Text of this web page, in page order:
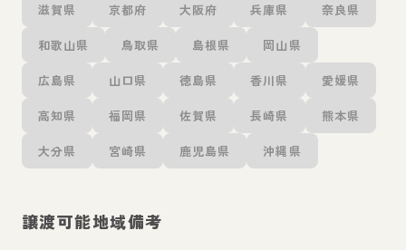
滋賀県 京都府 大阪府 兵庫県 奈良県
和歌山県 鳥取県 島根県 岡山県
広島県 山口県 徳島県 香川県 愛媛県
高知県 福岡県 佐賀県 長崎県 熊本県
大分県 宮崎県 鹿児島県 沖縄県
譲渡可能地域備考